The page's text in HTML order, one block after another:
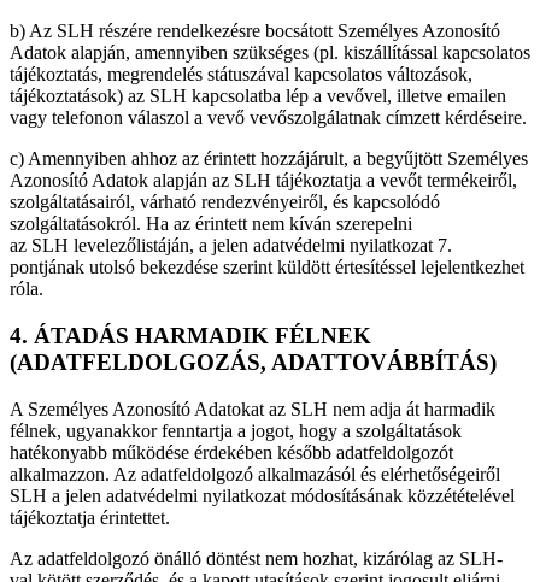
b) Az SLH részére rendelkezésre bocsátott Személyes Azonosító
Adatok alapján, amennyiben szükséges (pl. kiszállítással kapcsolatos
tájékoztatás, megrendelés státuszával kapcsolatos változások,
tájékoztatások) az SLH kapcsolatba lép a vevővel, illetve emailen
vagy telefonon válaszol a vevő vevőszolgálatnak címzett kérdéseire.
c) Amennyiben ahhoz az érintett hozzájárult, a begyűjtött Személyes
Azonosító Adatok alapján az SLH tájékoztatja a vevőt termékeiről,
szolgáltatásairól, várható rendezvényeiről, és kapcsolódó
szolgáltatásokról. Ha az érintett nem kíván szerepelni
az SLH levelezőlistáján, a jelen adatvédelmi nyilatkozat 7.
pontjának utolsó bekezdése szerint küldött értesítéssel lejelentkezhet
róla.
4. ÁTADÁS HARMADIK FÉLNEK
(ADATFELDOLGOZÁS, ADATTOVÁBBÍTÁS)
A Személyes Azonosító Adatokat az SLH nem adja át harmadik
félnek, ugyanakkor fenntartja a jogot, hogy a szolgáltatások
hatékonyabb működése érdekében később adatfeldolgozót
alkalmazzon. Az adatfeldolgozó alkalmazásól és elérhetőségeiről
SLH a jelen adatvédelmi nyilatkozat módosításának közzétételével
tájékoztatja érintettet.
Az adatfeldolgozó önálló döntést nem hozhat, kizárólag az SLH-